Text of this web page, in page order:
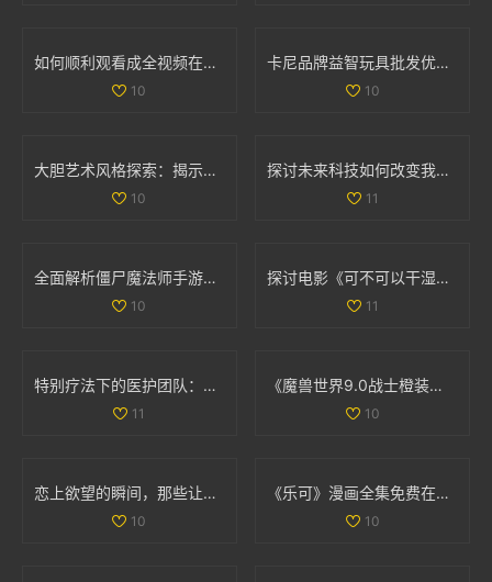
如何顺利观看成全视频在线播放的详细教程与指南
10
卡尼品牌益智玩具批发优惠信息及产地供应解析
10
大胆艺术风格探索：揭示创意与表达的无限可能
10
探讨未来科技如何改变我们的生活方式与思维方式
11
全面解析僵尸魔法师手游与决胜时刻僵尸模式的攻略与技巧
10
探讨电影《可不可以干湿》的简单处理方法与分析
11
特别疗法下的医护团队：双重角色与责任分析
11
《魔兽世界9.0战士橙装全攻略：助你无敌于艾泽拉斯》
10
恋上欲望的瞬间，那些让人心跳加速的吻戏大盘点
10
《乐可》漫画全集免费在线阅读，畅享精彩剧情与精彩角色
10